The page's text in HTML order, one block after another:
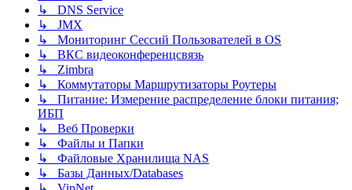
↳ DNS Service
↳ JMX
↳ Мониторинг Сессий Пользователей в OS
↳ ВКС видеоконференцсвязь
↳ Zimbra
↳ Коммутаторы Маршрутизаторы Роутеры
↳ Питание: Измерение распределение блоки питания;
ИБП
↳ Веб Проверки
↳ Файлы и Папки
↳ Файловые Хранилища NAS
↳ Базы Данных/Databases